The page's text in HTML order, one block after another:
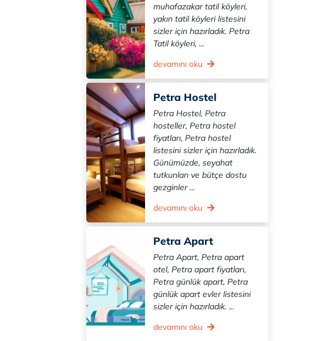
muhafazakar tatil köyleri,
yakın tatil köyleri listesini
sizler için hazırladık. Petra
Tatil köyleri, ...
devamını oku
Petra Hostel
Petra Hostel, Petra
hosteller, Petra hostel
fiyatları, Petra hostel
listesini sizler için hazırladık.
Günümüzde, seyahat
tutkunları ve bütçe dostu
gezginler ...
devamını oku
Petra Apart
Petra Apart, Petra apart
otel, Petra apart fiyatları,
Petra günlük apart, Petra
günlük apart evler listesini
sizler için hazırladık. ...
devamını oku